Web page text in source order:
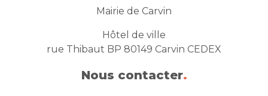
Mairie de Carvin
Hôtel de ville
rue Thibaut BP 80149 Carvin CEDEX
Nous contacter.